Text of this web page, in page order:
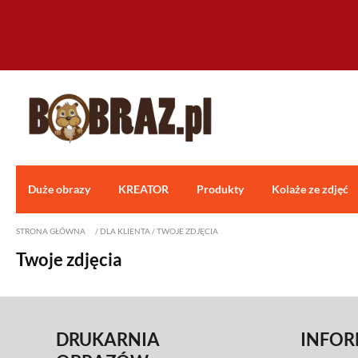
Duże obrazy KREATOR Produkty Kolaże ze zdjęć
STRONA GŁÓWNA / DLA KLIENTA /TWOJE ZDJĘCIA
Twoje zdjęcia
DRUKARNIA